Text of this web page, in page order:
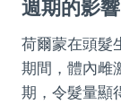
週期的影響
荷爾蒙在頭髮
期間，體內雌
期，令髮量顯